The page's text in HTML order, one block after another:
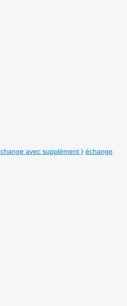
avec supplément ) échange